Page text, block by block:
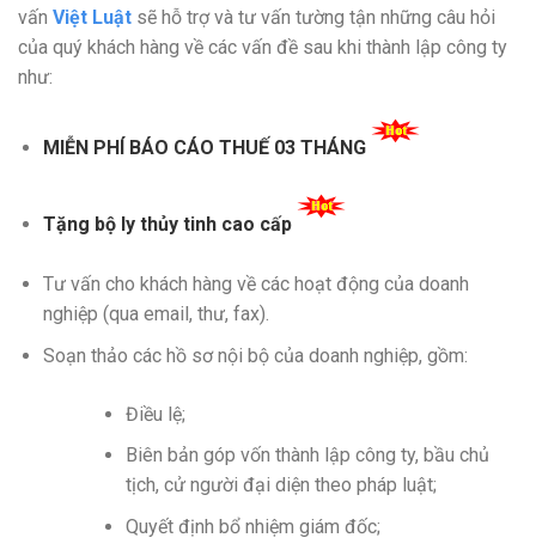
vấn Việt Luật sẽ hỗ trợ và tư vấn tường tận những câu hỏi
của quý khách hàng về các vấn đề sau khi thành lập công ty
như:
MIỄN PHÍ BÁO CÁO THUẾ 03 THÁNG
Tặng bộ ly thủy tinh cao cấp
Tư vấn cho khách hàng về các hoạt động của doanh
nghiệp (qua email, thư, fax).
Soạn thảo các hồ sơ nội bộ của doanh nghiệp, gồm:
Điều lệ;
Biên bản góp vốn thành lập công ty, bầu chủ
tịch, cử người đại diện theo pháp luật;
Quyết định bổ nhiệm giám đốc;